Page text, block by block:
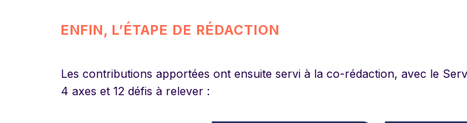
ENFIN, L’ÉTAPE DE RÉDACTION
Les contributions apportées ont ensuite servi à la co-rédaction, avec le
4 axes et 12 défis à relever :